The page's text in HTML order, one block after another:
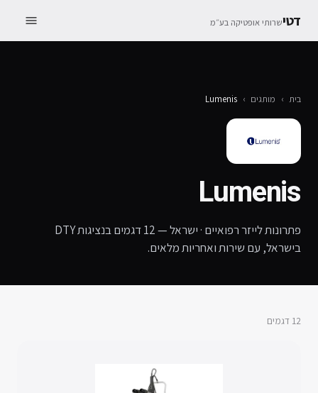
דטישרותי אופטיקה בע״מ
בית › מותגים ›
Lumenis
Lumenis
פתרונות לייזר רפואיים · ישראל—
12
דגמים בנציגות DTY
בישראל, עם שירות ואחריות מלאים.
12 דגמים